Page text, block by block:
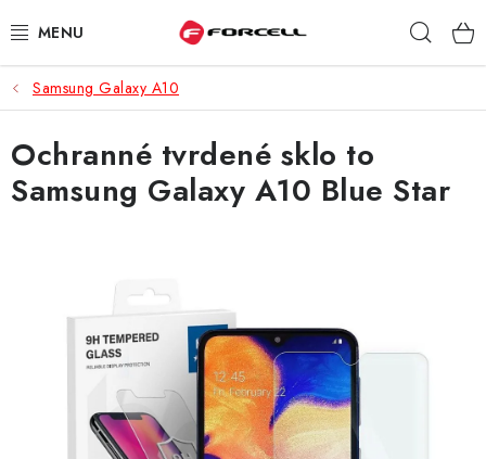
na
PUZDRÁ A OBALY
TVRDENÉ SKLÁ
DÁTOVÉ KÁBLE
DRŽIAKY NA MOBIL
BATÉRIE DO MOBILOV
ŠPORT A HOBBY
Samsung Galaxy A10
Ochranné tvrdené sklo to
Samsung Galaxy A10 Blue Star